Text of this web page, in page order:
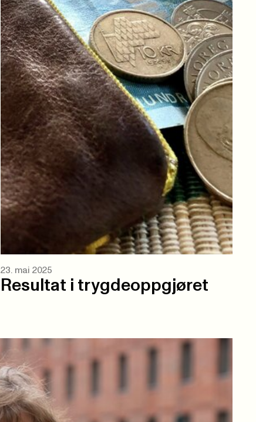
23. mai 2025
Resultat i trygdeoppgjøret